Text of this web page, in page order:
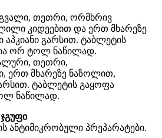
თეთრი, ორმხრივ
კიდეებით და ერთ მხარეზე
გარსით. ტაბლეტის
ორ ტოლ ნაწილად.
თეთრი,
ერთ მხარეზე ნაზოლით,
ტაბლეტის გაყოფა
ნაწილად.
ანტიმიკრობული პრეპარატები.